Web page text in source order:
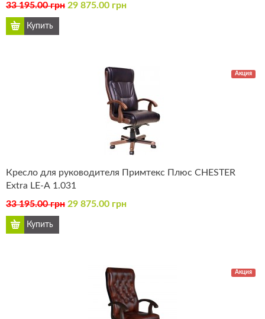
33 195.00 грн 29 875.00 грн
Акция
Кресло для руководителя Примтекс Плюс CHESTER
Extra LE-А 1.031
33 195.00 грн 29 875.00 грн
Акция